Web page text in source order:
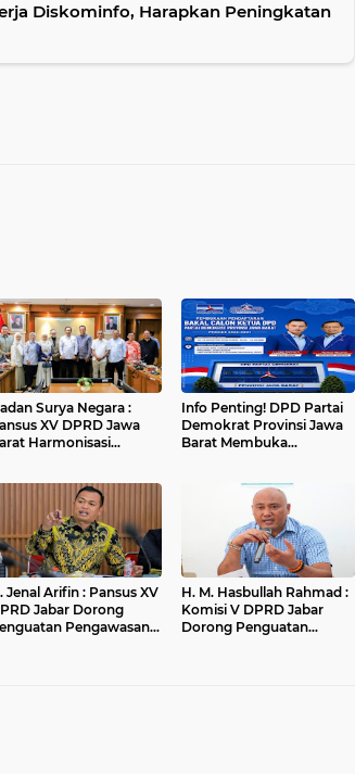
Diskominfo, Harapkan Peningkatan
Surya Negara :
XV DPRD Jawa
Harmonisasi
Info Penting! DPD Partai
Demokrat Provinsi Jawa
Barat Membuka
Jenal Arifin : Pansus XV
Jabar Dorong
Pengawasan
H. M. Hasbullah Rahmad :
Komisi V DPRD Jabar
Dorong Penguatan